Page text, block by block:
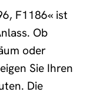
F1186« ist
Ob
oder
Sie Ihren
Die